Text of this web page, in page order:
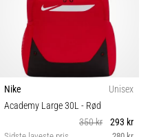
Nike
Unisex
Academy Large 30L - Rød
350 kr
293 kr